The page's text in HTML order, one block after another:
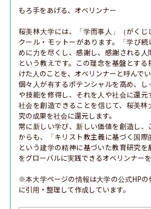
もろ手をあげる、オベリンナー
桜美林大学には、「学而事人」（がくじ
クール・モットーがあります。「学び続
めに力を尽くし、感謝し、感謝される人
という教えです。この理念を基盤とする
けた人のことを、オベリンナーと呼んでい
個々人が有するポテンシャルを高め、し
や技能を修得し、それを人や社会に還元
社会を創造できることを信じて、桜美林
究の成果を社会に還元します。
常に新しい学び、新しい価値を創造し
からも、「キリスト教主義に基づく国際
という建学の精神に基づいた教育研究を
をグローバルに実践できるオベリンナーを
※本大学ページの情報は大学の公式HP
に引用・整理して作成しています。